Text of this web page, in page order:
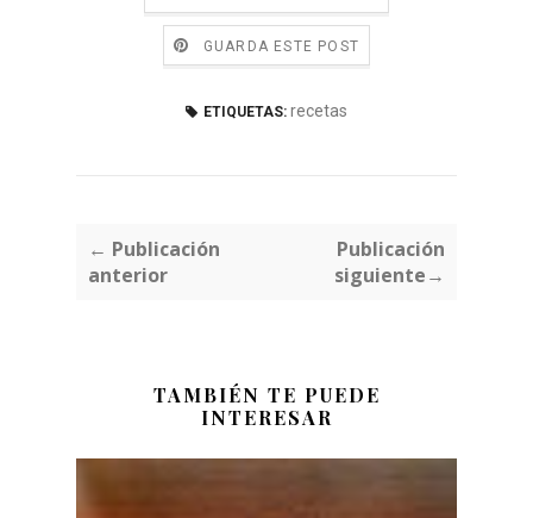
GUARDA ESTE POST
ETIQUETAS: recetas
← Publicación
anterior
Publicación
siguiente→
TAMBIÉN TE PUEDE
INTERESAR